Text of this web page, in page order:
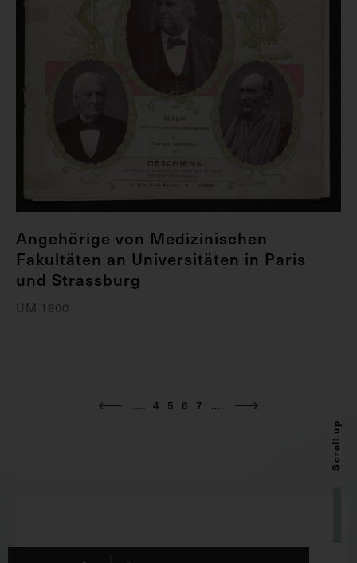
Angehörige von Medizinischen
Fakultäten an Universitäten in Paris
und Strassburg
UM 1900
.... 4 5 6 7 ....
Scroll up